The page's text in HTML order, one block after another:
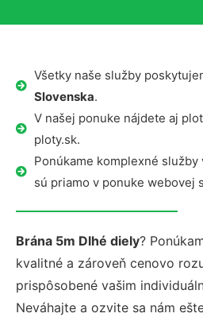
Všetky naše služby
Slovenska.
V našej ponuke nájdete aj
ploty.sk.
Ponúkame komplexné
sú priamo v ponuke webovej
Brána 5m Dlhé diely?
kvalitné a zároveň cenovo
prispôsobené vašim
Neváhajte a ozvite sa nám